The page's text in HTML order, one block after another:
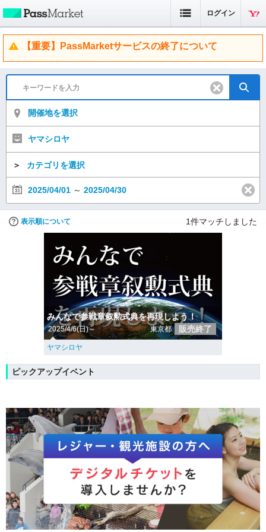
ログイン
【重要】PassMarketサービスの終了について
開催地を選択
ヤマシロヤ
＞ カテゴリを選択
2025/04/01 ～ 2025/04/30
表示順について 1件マッチしました
みんなで参戦章叙勲式典を再現しよう！
2025/4/6(日)～ 東京都 販売終了
ヤマシロヤ
ピックアップイベント